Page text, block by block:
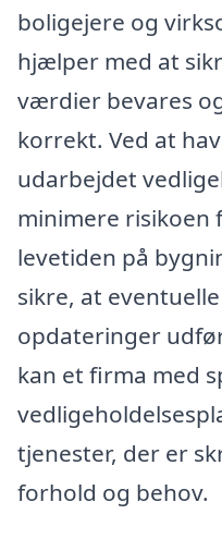
boligejere og
hjælper med at
værdier bevares
korrekt. Ved at
udarbejdet
minimere risikoen
levetiden på
sikre, at
opdateringer
kan et firma med
tjenester, der er
forhold og behov.